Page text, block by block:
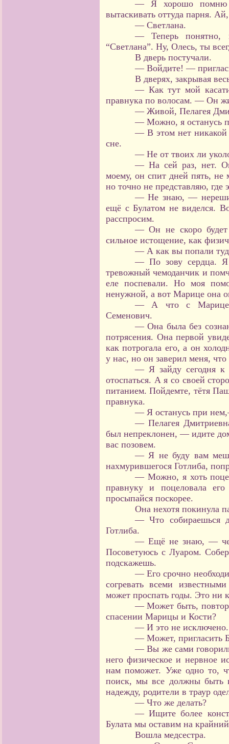
— Я хорошо помню
вытаскивать оттуда парня.
— Светлана.
— Теперь понятно,
“Светлана”. Ну, Олесь, ты
В дверь постучали.
— Войдите! —
В дверях, закрывая
— Как тут мой
правнука по волосам. — Он
— Живой, Пелагея
— Можно, я останусь
— В этом нет никакой
сне.
— Не от твоих ли
— На сей раз, нет.
моему, он спит дней пять, не
но точно не представляю, где
— Не знаю, —
ещё с Булатом не виделся.
расспросим.
— Он не скоро
сильное истощение, как
— А как вы попали
— По зову сердца. Я
тревожный чемоданчик и
еле поспевали. Но моя
ненужной, а вот Марице она
— А что с Марицей
Семенович.
— Она была без
потрясения. Она первой
как потрогала его, а он
у нас, но он заверил меня,
— Я зайду сегодня к
отоспаться. А я со своей
питанием. Пойдемте, тётя
правнука.
— Я останусь при
— Пелагея
был непреклонен, — идите
вас позовем.
— Я не буду вам
нахмурившегося Готлиба,
— Можно, я хоть
правнуку и поцеловала
просыпайся поскорее.
Она нехотя покинула
— Что собираешься
Готлиба.
— Ещё не знаю, —
Посоветуюсь с Луаром.
подскажешь.
— Его срочно
согревать всеми
может проспать годы. Это ни
— Может быть,
спасении Марицы и Кости?
— И это не исключено.
— Может, пригласить
— Вы же сами
него физическое и нервное
нам поможет. Уже одно то,
поиск, мы все должны быть
надежду, родители в траур
— Что же делать?
— Ищите более
Булата мы оставим на
Вошла медсестра.